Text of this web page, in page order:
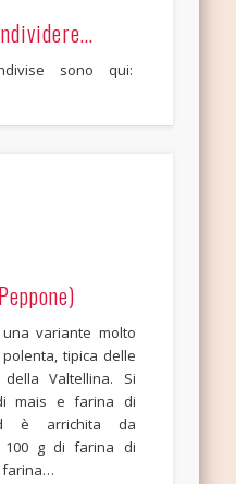
sono qui:
variante molto
tipica delle
Valtellina. Si
mais e farina di
è arrichita da
100 g di farina di
farina…